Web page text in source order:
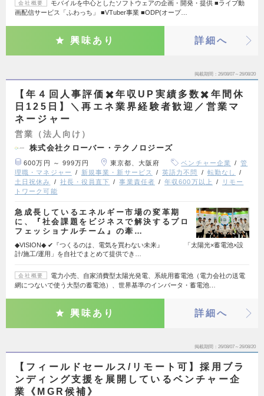
会社概要
モバイルを中心としたソフトウェアの企画・開発・提供 ■ライブ動
画配信サービス「ふわっち」 ■VTuber事業 ■ODP(オープ…
興味あり 詳細へ
掲載期間 26/08/07～26/08/20
【年４回人事評価✖️年収UP実績多数✖️年間休
日125日】＼再エネ業界経験者歓迎／営業マ
ネージャー
営業（法人向け）
株式会社クローバー・テクノロジーズ
600万円 ～ 999万円 東京都、大阪府 ベンチャー企業
管
理職・マネジャー
新規事業・新サービス 英語力不問
転勤なし
土日祝休み
社長・役員直下 事業責任者 年収600万以上
リモー
トワーク可能
急成長しているエネルギー市場の変革期
に、『社会課題をビジネスで解決するプロ
フェッショナルチーム』の牽…
◆VISION◆ ✔︎『つくるのは、電気を買わない未来』 「太陽光×蓄電池×設
計/施工/運用」を自社でまとめて提供でき…
会社概要
電力小売、自家消費型太陽光発電、系統用蓄電池（電力会社の送電
網につないで使う大型の蓄電池）、世界基準のインバータ・蓄電池…
興味あり 詳細へ
掲載期間 26/08/07～26/08/20
【フィールドセールス/リモート可】採用ブラ
ンディング支援を展開しているベンチャー企
業《MGR候補》